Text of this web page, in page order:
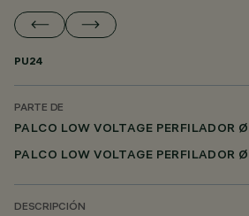
PU24
PARTE DE
DESCRIPCIÓN